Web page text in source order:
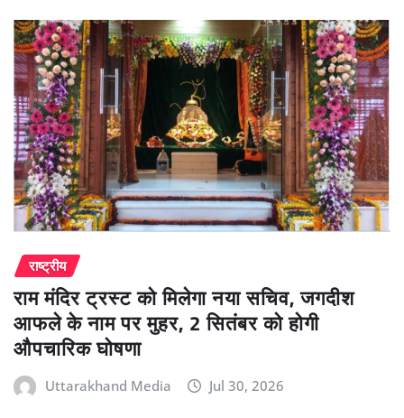
राष्ट्रीय
राम मंदिर ट्रस्ट को मिलेगा नया सचिव, जगदीश
आफले के नाम पर मुहर, 2 सितंबर को होगी
औपचारिक घोषणा
Uttarakhand Media Jul 30, 2026